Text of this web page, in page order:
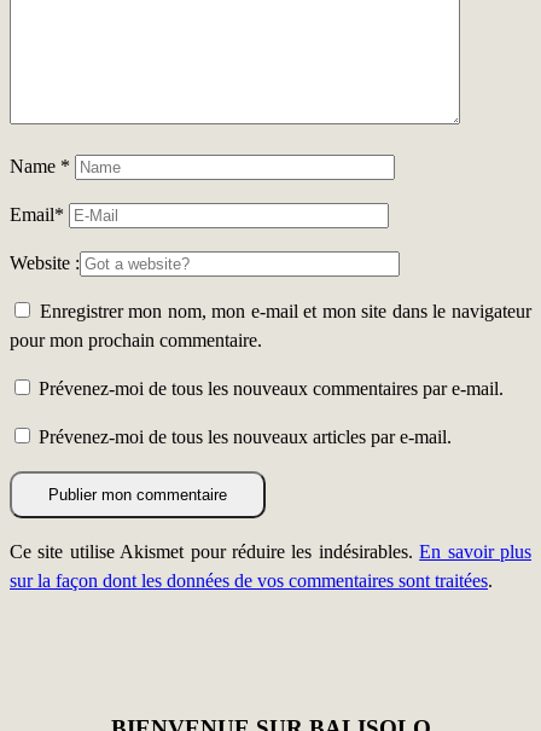
Name *
Email*
Website :
Enregistrer mon nom, mon e-mail et mon site dans le navigateur
pour mon prochain commentaire.
Prévenez-moi de tous les nouveaux commentaires par e-mail.
Prévenez-moi de tous les nouveaux articles par e-mail.
Ce site utilise Akismet pour réduire les indésirables.En savoir plus
sur la façon dont les données de vos commentaires sont traitées.